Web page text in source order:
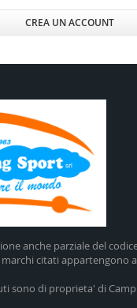
CREA UN ACCOUNT
anche parziale del
citati appartengono
sono di proprieta' di